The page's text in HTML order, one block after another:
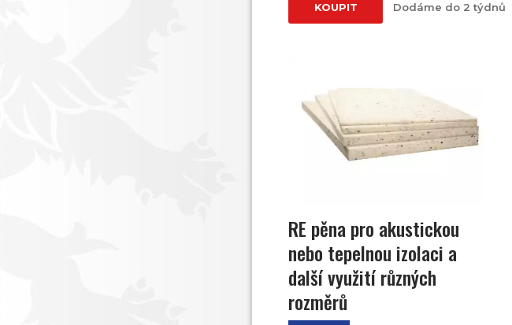
KOUPIT Dodáme do 2 týdnů
RE pěna pro akustickou
nebo tepelnou izolaci a
další využití různých
rozměrů